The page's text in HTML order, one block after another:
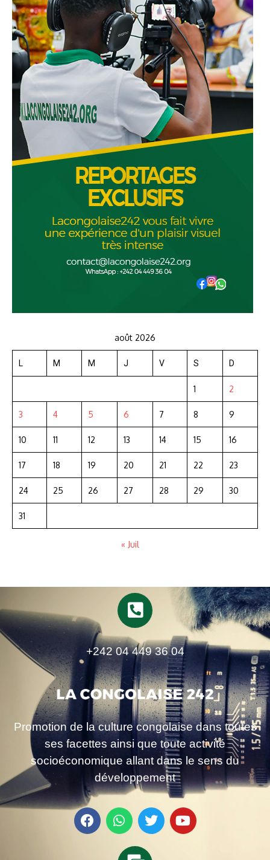
août 2026
L M M J V S D
1 2
3 4 5 6 7 8 9
10 11 12 13 14 15 16
17 18 19 20 21 22 23
24 25 26 27 28 29 30
31
« Juil
+242 04 449 36 04
Promotion de la culture congolaise dans toutes
ses facettes ainsi que toute activité
socioéconomique allant dans le sens du
développement